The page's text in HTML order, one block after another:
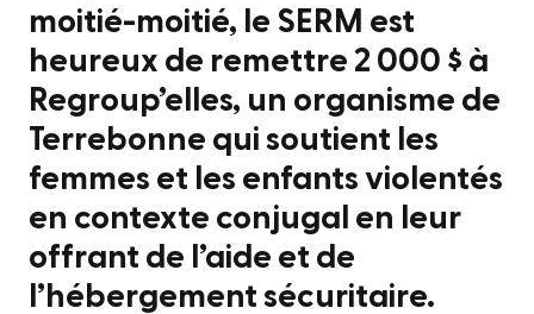
moitié-moitié, le SERM est
heureux de remettre 2 000 $ à
Regroup’elles, un organisme de
Terrebonne qui soutient les
femmes et les enfants violentés
en contexte conjugal en leur
offrant de l’aide et de
l’hébergement sécuritaire.